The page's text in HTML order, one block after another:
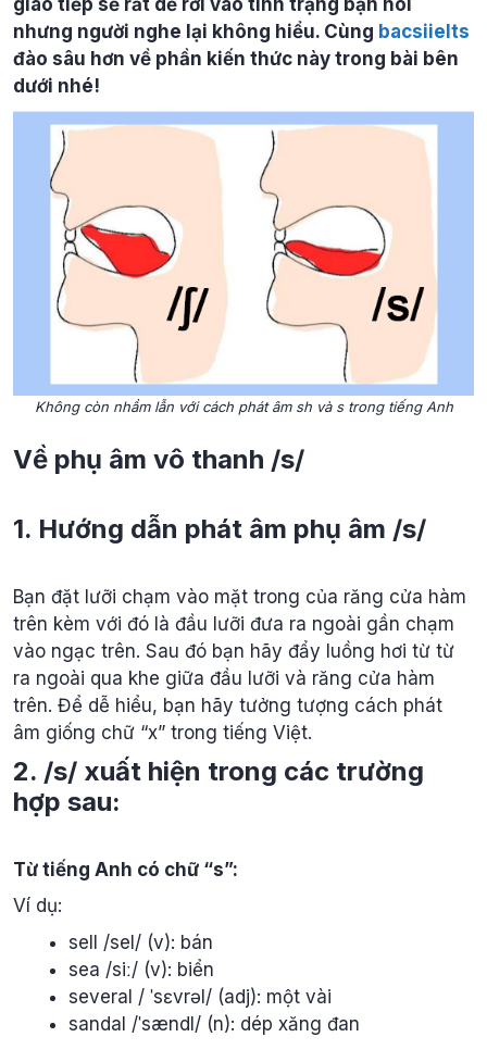
giao tiếp sẽ rất dễ rơi vào tình trạng bạn nói
nhưng người nghe lại không hiểu. Cùng bacsiielts
đào sâu hơn về phần kiến thức này trong bài bên
dưới nhé!
Không còn nhầm lẫn với cách phát âm sh và s trong tiếng Anh
Về phụ âm vô thanh /s/
1. Hướng dẫn phát âm phụ âm /s/
Bạn đặt lưỡi chạm vào mặt trong của răng cửa hàm
trên kèm với đó là đầu lưỡi đưa ra ngoài gần chạm
vào ngạc trên. Sau đó bạn hãy đẩy luồng hơi từ từ
ra ngoài qua khe giữa đầu lưỡi và răng cửa hàm
trên. Để dễ hiểu, bạn hãy tưởng tượng cách phát
âm giống chữ “x” trong tiếng Việt.
2. /s/ xuất hiện trong các trường
hợp sau:
Từ tiếng Anh có chữ “s”:
Ví dụ:
sell /sel/ (v): bán
sea /siː/ (v): biển
several / ˈsɛvrəl/ (adj): một vài
sandal /ˈsændl/ (n): dép xăng đan